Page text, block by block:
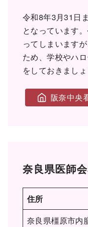
令和8年3月31日
となっています
ってしまいます
ため、学校やハ
をしておきましょ
阪奈中央
奈良県医師
住所
奈良県橿原市内